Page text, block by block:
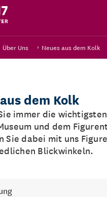
Über Uns Neues aus dem Kolk
dem Kolk
immer die
und dem
Sie dabei mit uns
Blickwinkeln.